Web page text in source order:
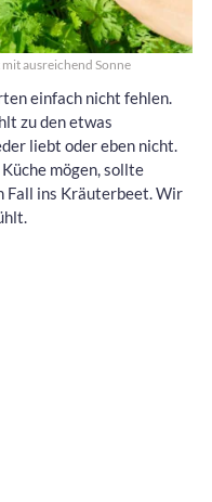
ausreichend Sonne
einfach nicht fehlen.
zu den etwas
liebt oder eben nicht.
mögen, sollte
Fall ins Kräuterbeet. Wir